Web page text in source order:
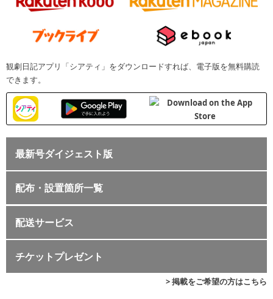
観劇日記アプリ「シアティ」をダウンロードすれば、電子版を無料購読
できます。
最新号ダイジェスト版
配布・設置箇所一覧
配送サービス
チケットプレゼント
> 掲載をご希望の方はこちら